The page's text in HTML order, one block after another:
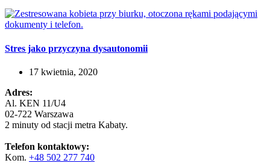
Stres jako przyczyna dysautonomii
17 kwietnia, 2020
Adres:
Al. KEN 11/U4
02-722 Warszawa
2 minuty od stacji metra Kabaty.
Telefon kontaktowy:
Kom. +48 502 277 740